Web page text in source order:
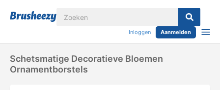
Inloggen Aanmelden
Schetsmatige Decoratieve Bloemen
Ornamentborstels